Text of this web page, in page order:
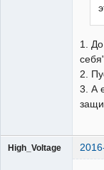
1. До
2.
3. А
High_Voltage